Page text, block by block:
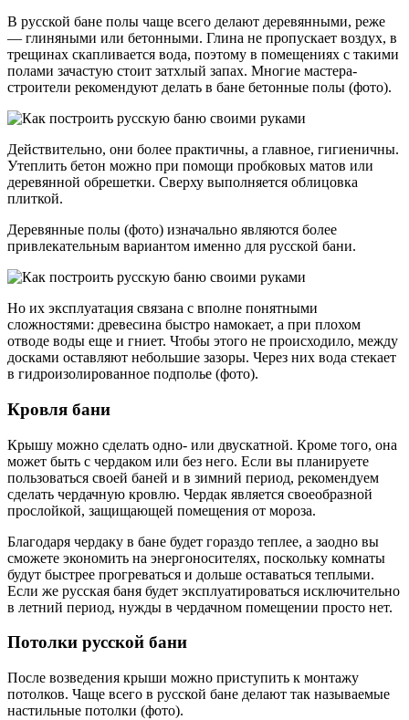
В русской бане полы чаще всего делают деревянными, реже
— глиняными или бетонными. Глина не пропускает воздух, в
трещинах скапливается вода, поэтому в помещениях с такими
полами зачастую стоит затхлый запах. Многие мастера-
строители рекомендуют делать в бане бетонные полы (фото).
Действительно, они более практичны, а главное, гигиеничны.
Утеплить бетон можно при помощи пробковых матов или
деревянной обрешетки. Сверху выполняется облицовка
плиткой.
Деревянные полы (фото) изначально являются более
привлекательным вариантом именно для русской бани.
Но их эксплуатация связана с вполне понятными
сложностями: древесина быстро намокает, а при плохом
отводе воды еще и гниет. Чтобы этого не происходило, между
досками оставляют небольшие зазоры. Через них вода стекает
в гидроизолированное подполье (фото).
Кровля бани
Крышу можно сделать одно- или двускатной. Кроме того, она
может быть с чердаком или без него. Если вы планируете
пользоваться своей баней и в зимний период, рекомендуем
сделать чердачную кровлю. Чердак является своеобразной
прослойкой, защищающей помещения от мороза.
Благодаря чердаку в бане будет гораздо теплее, а заодно вы
сможете экономить на энергоносителях, поскольку комнаты
будут быстрее прогреваться и дольше оставаться теплыми.
Если же русская баня будет эксплуатироваться исключительно
в летний период, нужды в чердачном помещении просто нет.
Потолки русской бани
После возведения крыши можно приступить к монтажу
потолков. Чаще всего в русской бане делают так называемые
настильные потолки (фото).